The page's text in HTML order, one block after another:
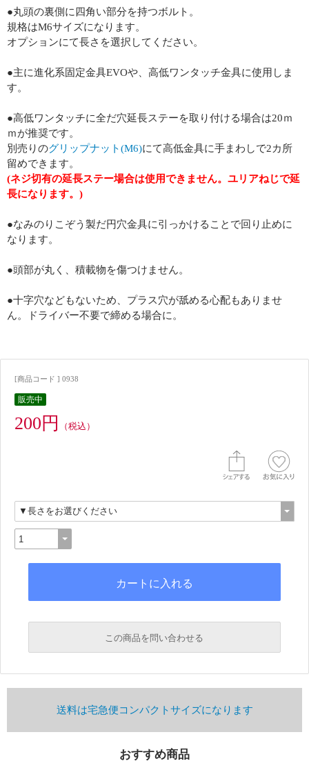
●丸頭の裏側に四角い部分を持つボルト。
規格はM6サイズになります。
オプションにて長さを選択してください。
●主に進化系固定金具EVOや、高低ワンタッチ金具に使用しま
す。
●高低ワンタッチに全だ穴延長ステーを取り付ける場合は20ｍ
ｍが推奨です。
別売りのグリップナット(M6)にて高低金具に手まわしで2カ所
留めできます。
(ネジ切有の延長ステー場合は使用できません。ユリアねじで延
長になります。)
●なみのりこぞう製だ円穴金具に引っかけることで回り止めに
なります。
●頭部が丸く、積載物を傷つけません。
●十字穴などもないため、プラス穴が舐める心配もありませ
ん。ドライバー不要で締める場合に。
[商品コード ] 0938
販売中
200円 （税込）
この商品を問い合わせる
送料は宅急便コンパクトサイズになります
おすすめ商品